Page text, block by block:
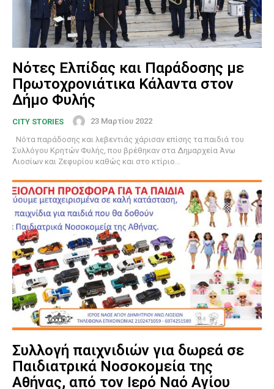
Νότες Ελπίδας και Παράδοσης με
Πρωτοχρονιάτικα Κάλαντα στον
Δήμο Φυλής
CITY STORIES
23 Μαρτίου 2022
Νότα παράδοσης και λεβεντιάς χάρισαν επίσης τα παιδιά του
Συλλόγου Κρητών Φυλής, που βρέθηκαν στα Δημαρχεία Άνω
Λιοσίων και Ζεφυρίου καθώς και στο κτίριο...
Συλλογή παιχνιδιών για δωρεά σε
Παιδιατρικά Νοσοκομεία της
Αθήνας, από τον Ιερό Ναό Αγίου